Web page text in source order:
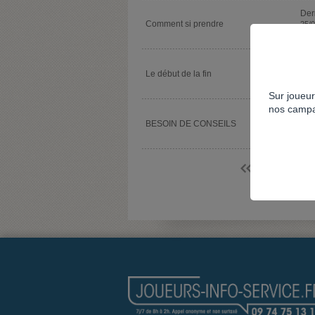
Comment si prendre 25/
Le début de la fin
BESOIN DE CONSEILS
<<
Sur
nos